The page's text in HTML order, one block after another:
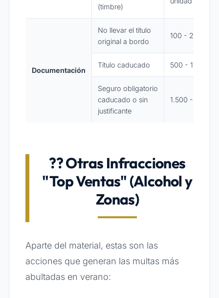
(timbre)
Documentación
No llevar el título
original a bordo
100 - 200
Título caducado 500 - 1.000
Seguro obligatorio
caducado o sin
justificante
1.500 - 3.000
?? Otras Infracciones
"Top Ventas" (Alcohol y
Zonas)
Aparte del material, estas son las
acciones que generan las multas más
abultadas en verano: